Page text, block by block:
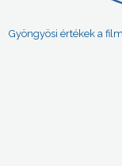
Gyöngyösi értékek a